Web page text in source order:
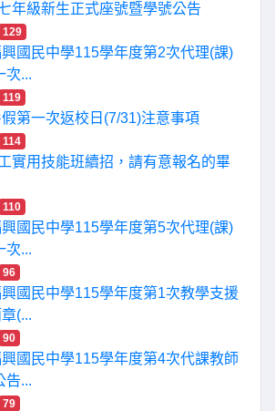
年級新生正式座號暨學號公告
129
國民中學115學年度第2次代理(課)
次...
119
第一次返校日(7/31)注意事項
114
實用技能班續招，請有意報名的畢
110
國民中學115學年度第5次代理(課)
次...
96
國民中學115學年度第1次教學支援
(...
90
國民中學115學年度第4次代課教師
告...
79